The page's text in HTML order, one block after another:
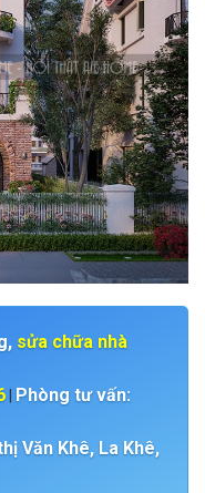
sửa chữa nhà
Phòng tư vấn:
Văn Khê, La Khê,